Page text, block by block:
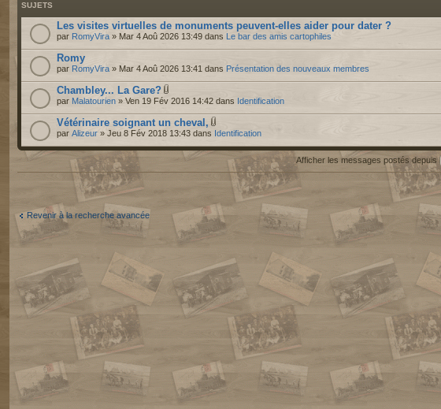
SUJETS
Les visites virtuelles de monuments peuvent-elles aider pour dater ?
par RomyVira » Mar 4 Aoû 2026 13:49 dans Le bar des amis cartophiles
Romy
par RomyVira » Mar 4 Aoû 2026 13:41 dans Présentation des nouveaux membres
Chambley... La Gare?
par Malatourien » Ven 19 Fév 2016 14:42 dans Identification
Vétérinaire soignant un cheval,
par Alizeur » Jeu 8 Fév 2018 13:43 dans Identification
Afficher les messages postés depuis
Revenir à la recherche avancée